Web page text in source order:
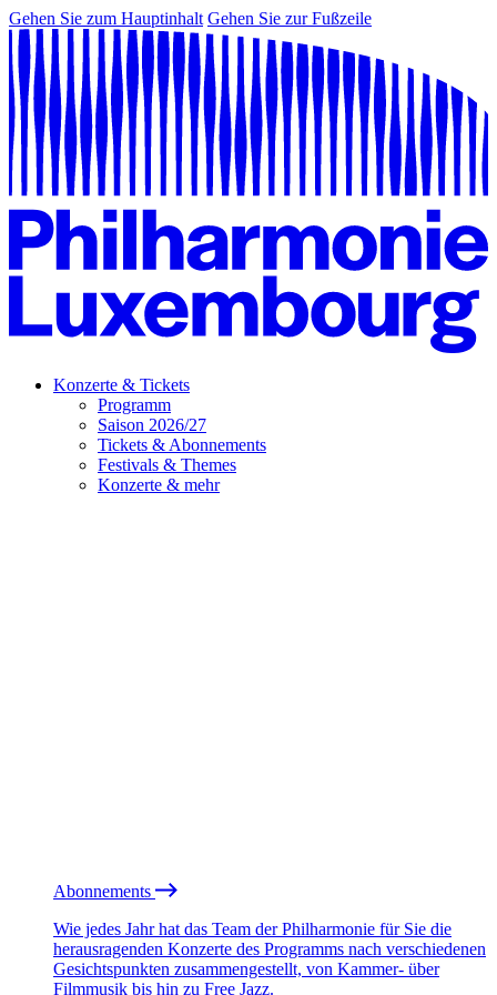
Gehen Sie zum Hauptinhalt Gehen Sie zur Fußzeile
Konzerte & Tickets
Programm
Saison 2026/27
Tickets & Abonnements
Festivals & Themes
Konzerte & mehr
Abonnements
Wie jedes Jahr hat das Team der Philharmonie für Sie die
herausragenden Konzerte des Programms nach verschiedenen
Gesichtspunkten zusammengestellt, von Kammer- über
Filmmusik bis hin zu Free Jazz.